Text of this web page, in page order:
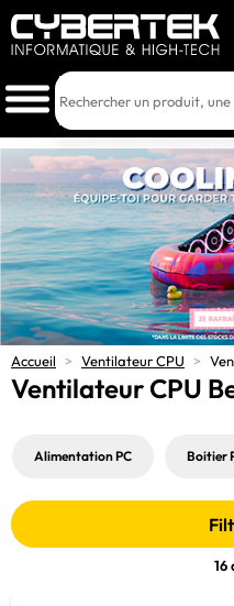
Accueil > Ventilateur CPU >
Ventilateur CPU
Alimentation PC Boitier
16